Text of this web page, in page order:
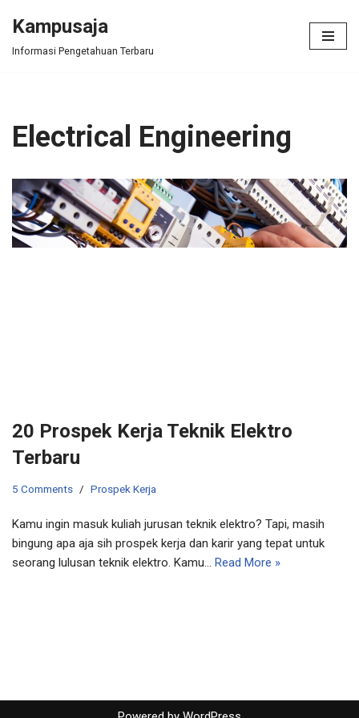
Skip
Kampusaja
Informasi Pengetahuan Terbaru
Electrical Engineering
20 Prospek Kerja Teknik Elektro
Terbaru
5 Comments Prospek Kerja
Kamu ingin masuk kuliah jurusan teknik elektro? Tapi, masih
bingung apa aja sih prospek kerja dan karir yang tepat untuk
seorang lulusan teknik elektro. Kamu… Read More »